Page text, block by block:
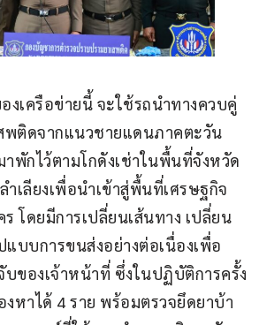
เครือข่ายนี้ จะใช้รถนำทางควบคู่
พติดจากแนวชายแดนภาคตะวัน
าพักไว้ตามโกดังเช่าในพื้นที่จังหวัด
เลียงเพื่อนำเข้าสู่พื้นที่เศรษฐกิจ
โดยมีการเปลี่ยนเส้นทาง เปลี่ยน
บบการขนส่งอย่างต่อเนื่องเพื่อ
บของเจ้าหน้าที่ ซึ่งในปฏิบัติการครั้ง
หาได้ 4 ราย พร้อมตรวจยึดยาบ้า